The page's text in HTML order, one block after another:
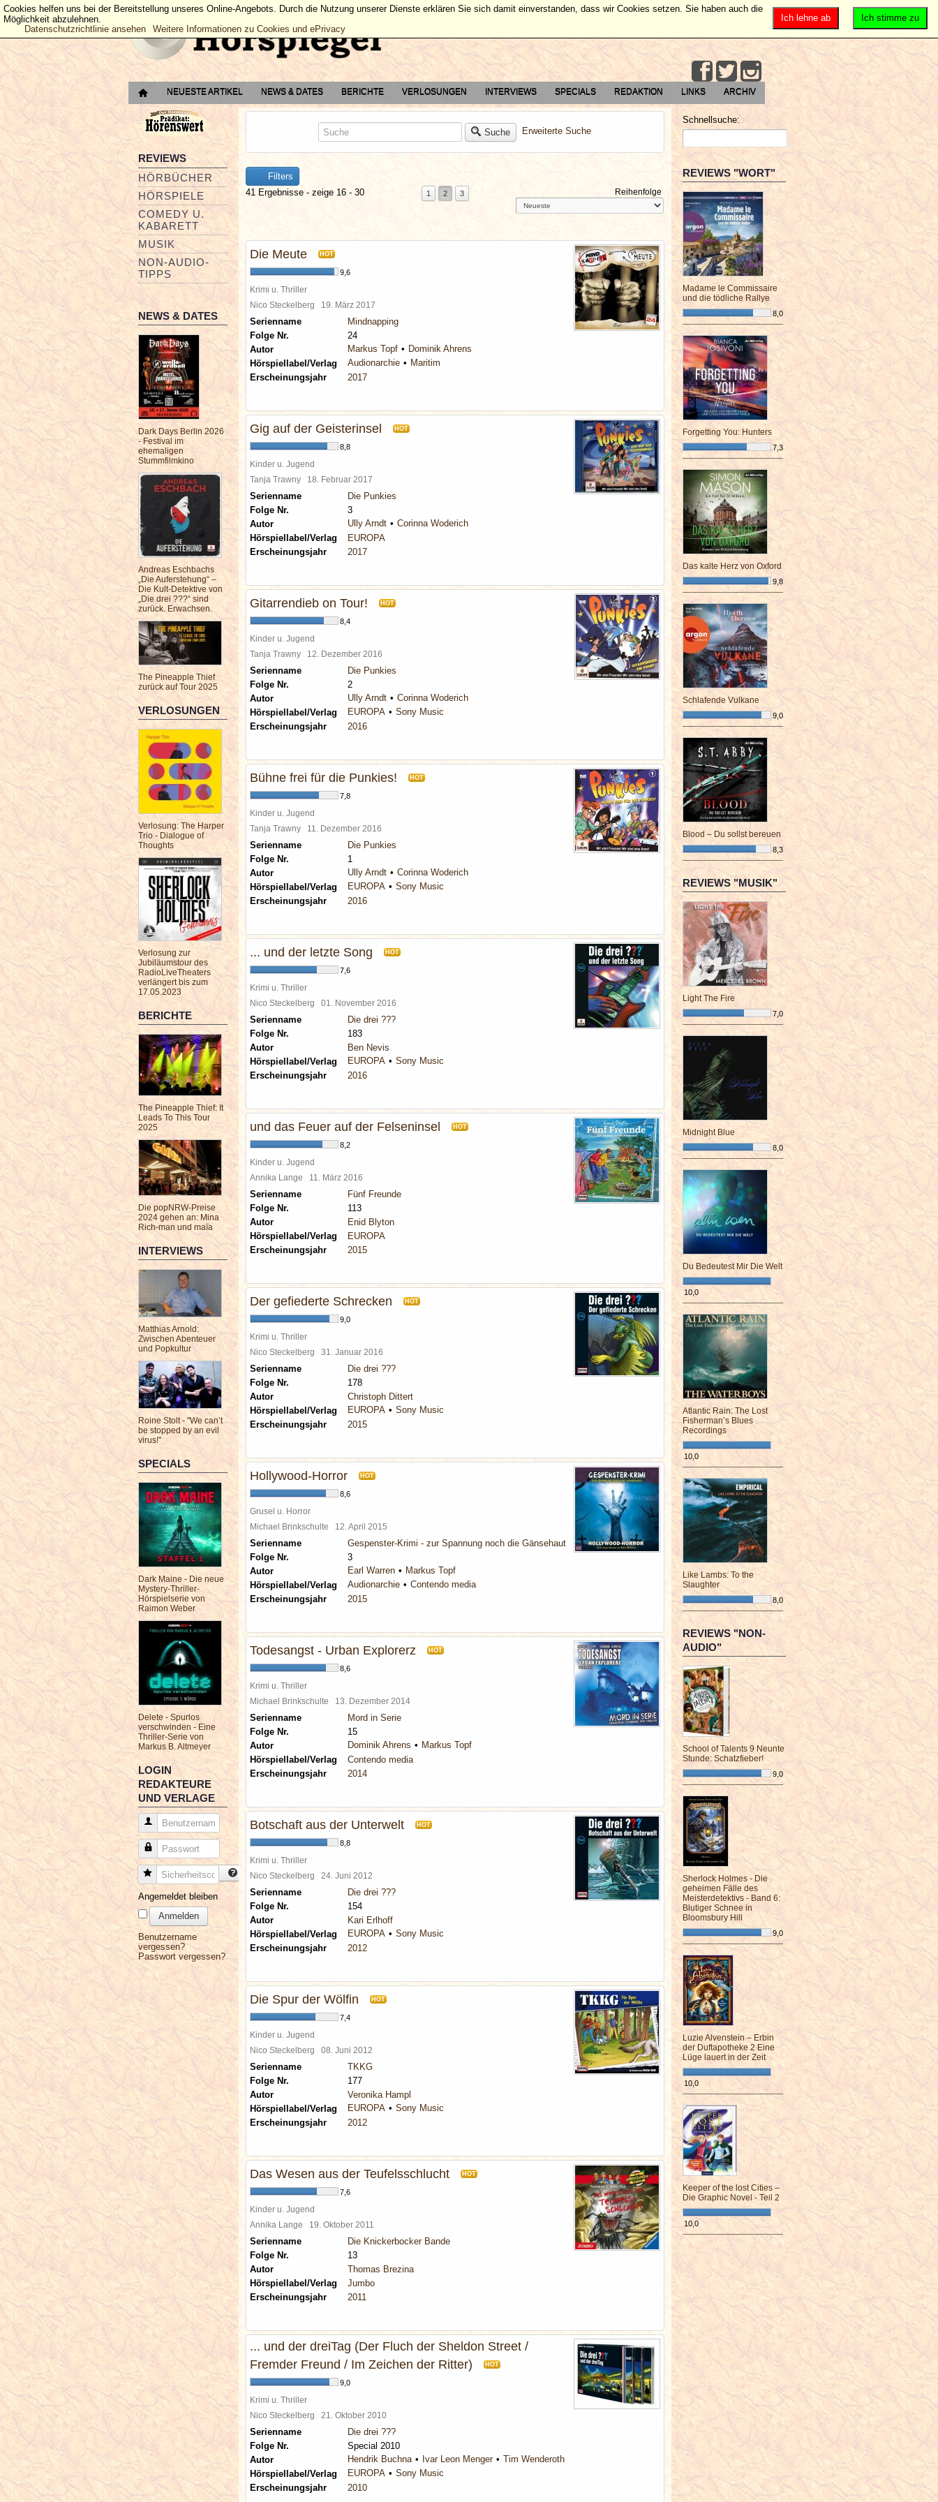
NEUESTE ARTIKEL NEWS & DATES BERICHTE VERLOSUNGEN INTERVIEWS SPECIALS REDAKTION LINKS ARCHIV
REVIEWS
HÖRBÜCHER
HÖRSPIELE
COMEDY U.
KABARETT
MUSIK
NON-AUDIO-
TIPPS
NEWS & DATES
Dark Days Berlin 2026
- Festival im
ehemaligen
Stummfilmkino
Andreas Eschbachs
„Die Auferstehung“ –
Die Kult-Detektive von
„Die drei ???“ sind
zurück. Erwachsen.
The Pineapple Thief
zurück auf Tour 2025
VERLOSUNGEN
Verlosung: The Harper
Trio - Dialogue of
Thoughts
Verlosung zur
Jubiläumstour des
RadioLiveTheaters
verlängert bis zum
17.05.2023
BERICHTE
The Pineapple Thief: It
Leads To This Tour
2025
Die popNRW-Preise
2024 gehen an: Mina
Rich-man und maïa
INTERVIEWS
Matthias Arnold:
Zwischen Abenteuer
und Popkultur
Roine Stolt - "We can’t
be stopped by an evil
virus!"
SPECIALS
Dark Maine - Die neue
Mystery-Thriller-
Hörspielserie von
Raimon Weber
Delete - Spurlos
verschwinden - Eine
Thriller-Serie von
Markus B. Altmeyer
LOGIN
REDAKTEURE
UND VERLAGE
Benutzername
Passwort
Sicherheitscode
Angemeldet bleiben
Anmelden
Benutzername
vergessen?
Passwort vergessen?
Suche Erweiterte Suche
Filters
41 Ergebnisse - zeige 16 - 30
1 2 3 Reihenfolge
Die Meute HOT
9,6
Krimi u. Thriller
Nico Steckelberg 19. März 2017
Serienname
Mindnapping
Folge Nr.
24
Autor
Markus Topf
Dominik Ahrens
Hörspiellabel/Verlag
Audionarchie
Maritim
Erscheinungsjahr
2017
Gig auf der Geisterinsel HOT
8,8
Kinder u. Jugend
Tanja Trawny 18. Februar 2017
Serienname
Die Punkies
Folge Nr.
3
Autor
Ully Arndt
Corinna Woderich
Hörspiellabel/Verlag
EUROPA
Erscheinungsjahr
2017
Gitarrendieb on Tour! HOT
8,4
Kinder u. Jugend
Tanja Trawny 12. Dezember 2016
Serienname
Die Punkies
Folge Nr.
2
Autor
Ully Arndt
Corinna Woderich
Hörspiellabel/Verlag
EUROPA
Sony Music
Erscheinungsjahr
2016
Bühne frei für die Punkies! HOT
7,8
Kinder u. Jugend
Tanja Trawny 11. Dezember 2016
Serienname
Die Punkies
Folge Nr.
1
Autor
Ully Arndt
Corinna Woderich
Hörspiellabel/Verlag
EUROPA
Sony Music
Erscheinungsjahr
2016
... und der letzte Song HOT
7,6
Krimi u. Thriller
Nico Steckelberg 01. November 2016
Serienname
Die drei ???
Folge Nr.
183
Autor
Ben Nevis
Hörspiellabel/Verlag
EUROPA
Sony Music
Erscheinungsjahr
2016
und das Feuer auf der Felseninsel HOT
8,2
Kinder u. Jugend
Annika Lange 11. März 2016
Serienname
Fünf Freunde
Folge Nr.
113
Autor
Enid Blyton
Hörspiellabel/Verlag
EUROPA
Erscheinungsjahr
2015
Der gefiederte Schrecken HOT
9,0
Krimi u. Thriller
Nico Steckelberg 31. Januar 2016
Serienname
Die drei ???
Folge Nr.
178
Autor
Christoph Dittert
Hörspiellabel/Verlag
EUROPA
Sony Music
Erscheinungsjahr
2015
Hollywood-Horror HOT
8,6
Grusel u. Horror
Michael Brinkschulte 12. April 2015
Serienname
Gespenster-Krimi - zur Spannung noch die Gänsehaut
Folge Nr.
3
Autor
Earl Warren
Markus Topf
Hörspiellabel/Verlag
Audionarchie
Contendo media
Erscheinungsjahr
2015
Todesangst - Urban Explorerz HOT
8,6
Krimi u. Thriller
Michael Brinkschulte 13. Dezember 2014
Serienname
Mord in Serie
Folge Nr.
15
Autor
Dominik Ahrens
Markus Topf
Hörspiellabel/Verlag
Contendo media
Erscheinungsjahr
2014
Botschaft aus der Unterwelt HOT
8,8
Krimi u. Thriller
Nico Steckelberg 24. Juni 2012
Serienname
Die drei ???
Folge Nr.
154
Autor
Kari Erlhoff
Hörspiellabel/Verlag
EUROPA
Sony Music
Erscheinungsjahr
2012
Die Spur der Wölfin HOT
7,4
Kinder u. Jugend
Nico Steckelberg 08. Juni 2012
Serienname
TKKG
Folge Nr.
177
Autor
Veronika Hampl
Hörspiellabel/Verlag
EUROPA
Sony Music
Erscheinungsjahr
2012
Das Wesen aus der Teufelsschlucht HOT
7,6
Kinder u. Jugend
Annika Lange 19. Oktober 2011
Serienname
Die Knickerbocker Bande
Folge Nr.
13
Autor
Thomas Brezina
Hörspiellabel/Verlag
Jumbo
Erscheinungsjahr
2011
... und der dreiTag (Der Fluch der Sheldon Street /
Fremder Freund / Im Zeichen der Ritter)
HOT
9,0
Krimi u. Thriller
Nico Steckelberg 21. Oktober 2010
Serienname
Die drei ???
Folge Nr.
Special 2010
Autor
Hendrik Buchna Ivar Leon Menger
Tim Wenderoth
Hörspiellabel/Verlag
EUROPA
Sony Music
Erscheinungsjahr
2010
Schnellsuche:
REVIEWS "WORT"
Madame le Commissaire
und die tödliche Rallye
8,0
¯¯¯¯¯¯¯¯¯¯¯¯¯¯¯¯¯¯¯¯¯¯¯¯
Forgetting You: Hunters
7,3
¯¯¯¯¯¯¯¯¯¯¯¯¯¯¯¯¯¯¯¯¯¯¯¯
Das kalte Herz von Oxford
9,8
¯¯¯¯¯¯¯¯¯¯¯¯¯¯¯¯¯¯¯¯¯¯¯¯
Schlafende Vulkane
9,0
¯¯¯¯¯¯¯¯¯¯¯¯¯¯¯¯¯¯¯¯¯¯¯¯
Blood – Du sollst bereuen
8,3
¯¯¯¯¯¯¯¯¯¯¯¯¯¯¯¯¯¯¯¯¯¯¯¯
REVIEWS "MUSIK"
Light The Fire
7,0
¯¯¯¯¯¯¯¯¯¯¯¯¯¯¯¯¯¯¯¯¯¯¯¯
Midnight Blue
8,0
¯¯¯¯¯¯¯¯¯¯¯¯¯¯¯¯¯¯¯¯¯¯¯¯
Du Bedeutest Mir Die Welt
10,0
¯¯¯¯¯¯¯¯¯¯¯¯¯¯¯¯¯¯¯¯¯¯¯¯
Atlantic Rain: The Lost
Fisherman’s Blues
Recordings
10,0
¯¯¯¯¯¯¯¯¯¯¯¯¯¯¯¯¯¯¯¯¯¯¯¯
Like Lambs: To the
Slaughter
8,0
¯¯¯¯¯¯¯¯¯¯¯¯¯¯¯¯¯¯¯¯¯¯¯¯
REVIEWS "NON-
AUDIO"
School of Talents 9 Neunte
Stunde: Schatzfieber!
9,0
¯¯¯¯¯¯¯¯¯¯¯¯¯¯¯¯¯¯¯¯¯¯¯¯
Sherlock Holmes - Die
geheimen Fälle des
Meisterdetektivs - Band 6:
Blutiger Schnee in
Bloomsbury Hill
9,0
¯¯¯¯¯¯¯¯¯¯¯¯¯¯¯¯¯¯¯¯¯¯¯¯
Luzie Alvenstein – Erbin
der Duftapotheke 2 Eine
Lüge lauert in der Zeit
10,0
¯¯¯¯¯¯¯¯¯¯¯¯¯¯¯¯¯¯¯¯¯¯¯¯
Keeper of the lost Cities –
Die Graphic Novel - Teil 2
10,0
¯¯¯¯¯¯¯¯¯¯¯¯¯¯¯¯¯¯¯¯¯¯¯¯
Ich stimme zu
Ich lehne ab
Cookies helfen uns bei der Bereitstellung unseres Online-Angebots. Durch die Nutzung unserer Dienste erklären Sie sich damit einverstanden, dass wir Cookies setzen. Sie haben auch die
Möglichkeit abzulehnen.
Datenschutzrichtlinie ansehen
Weitere Informationen zu Cookies und ePrivacy